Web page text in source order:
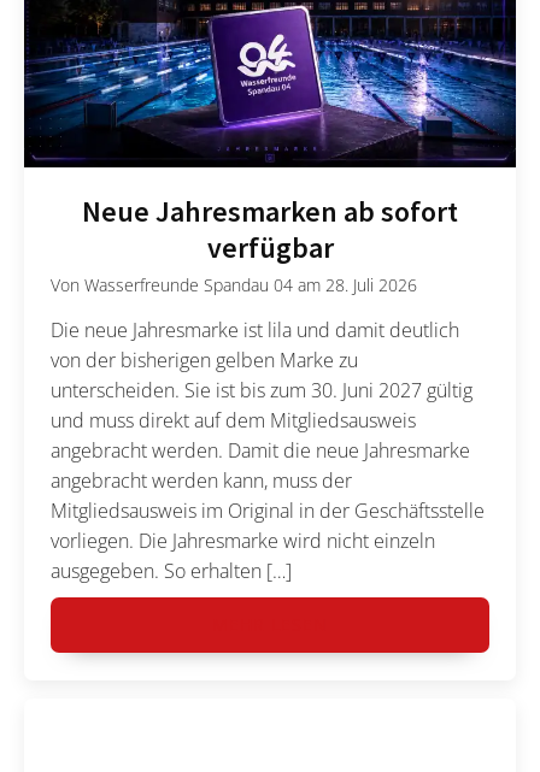
Neue Jahresmarken ab sofort
verfügbar
VonWasserfreunde Spandau 04 am 28. Juli 2026
Die neue Jahresmarke ist lila und damit deutlich
von der bisherigen gelben Marke zu
unterscheiden. Sie ist bis zum 30. Juni 2027 gültig
und muss direkt auf dem Mitgliedsausweis
angebracht werden. Damit die neue Jahresmarke
angebracht werden kann, muss der
Mitgliedsausweis im Original in der Geschäftsstelle
vorliegen. Die Jahresmarke wird nicht einzeln
ausgegeben. So erhalten […]